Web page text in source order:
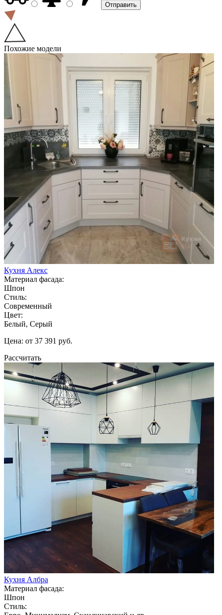
Похожие модели
Кухня Алекс
Материал фасада:
Шпон
Стиль:
Современный
Цвет:
Белый, Серый
Цена: от 37 391 руб.
Рассчитать
Кухня Албра
Материал фасада:
Шпон
Стиль: